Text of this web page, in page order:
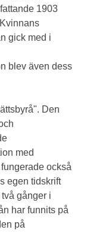
1903
gick med i
blev även dess
Den
med
också
egen tidskrift
gånger i
har funnits på
på